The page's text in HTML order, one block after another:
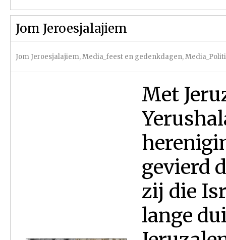
Jom Jeroesjalajiem
Jom Jeroesjalajiem,Media_feest en gedenkdagen,
Met
gevierd
zij die
lange